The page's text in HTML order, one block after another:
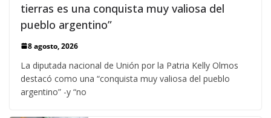
tierras es una conquista muy valiosa del
pueblo argentino”
8 agosto, 2026
La diputada nacional de Unión por la Patria Kelly Olmos
destacó como una “conquista muy valiosa del pueblo
argentino” -y “no